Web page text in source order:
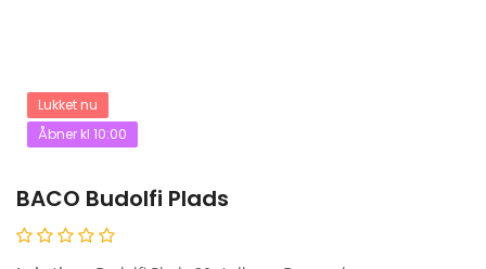
Lukket nu
Åbner kl 10:00
BACO Budolfi Plads